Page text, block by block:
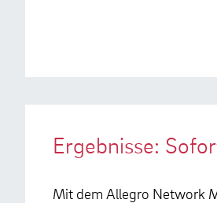
Ergebnisse:
Mit dem Allegro Network